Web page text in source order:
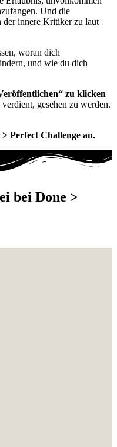
Und die
der innere Kritiker zu laut
woran dich
und wie du dich
zu klicken
gesehen zu werden.
Perfect Challenge an.
bei Done >